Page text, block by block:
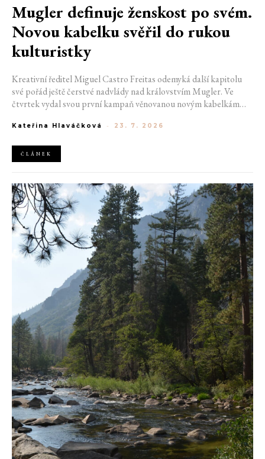
Mugler definuje ženskost po svém.
Novou kabelku svěřil do rukou
kulturistky
Kreativní ředitel Miguel Castro Freitas odemyká další kapitolu
své pořád ještě čerstvé nadvlády nad královstvím Mugler. Ve
čtvrtek vydal svou první kampaň věnovanou novým kabelkám
do módního domu dorazil. Umně mísí výrazy minulosti a dávných
Kateřina Hlaváčková - 23. 7. 2026
ČLÁNEK